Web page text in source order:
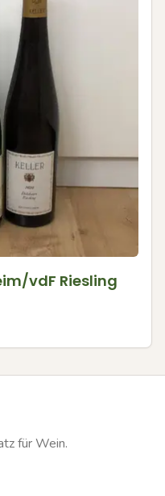
vdF Riesling
für Wein.